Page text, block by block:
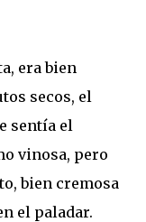
era bien
secos, el
sentía el
vinosa, pero
bien cremosa
el paladar.